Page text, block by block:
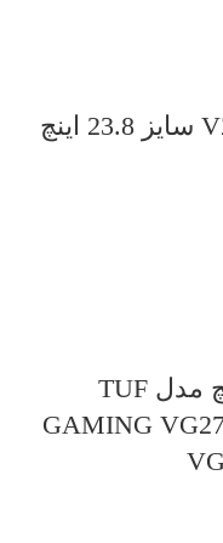
مانیتور گیمینگ ایسوس 27 اینچ مدل TUF
GAMING